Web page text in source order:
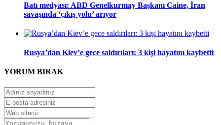
Batı medyası: ABD Genelkurmay Başkanı Caine, İran
savaşında ‘çıkış yolu’ arıyor
Rusya’dan Kiev’e gece saldırıları: 3 kişi hayatını kaybetti
YORUM BIRAK